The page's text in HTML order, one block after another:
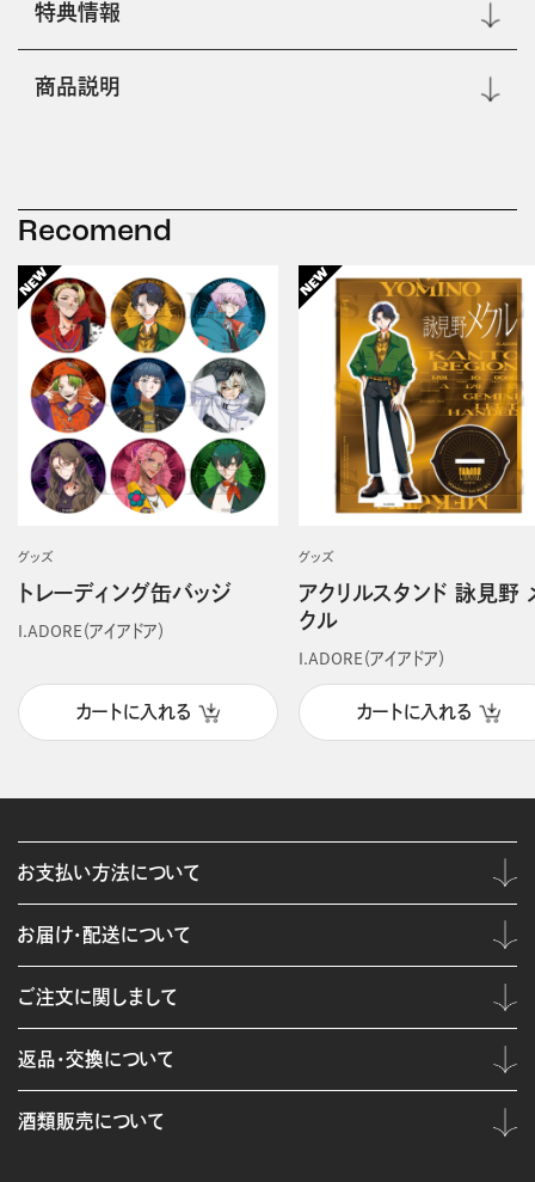
特典情報
商品説明
Recomend
グッズ
トレーディング缶バッジ
I.ADORE（アイアドア）
カートに入れる
グッズ
アクリルスタンド 詠見野
クル
I.ADORE（アイアドア）
カートに入れる
お支払い方法について
お届け・配送について
ご注文に関しまして
返品・交換について
酒類販売について